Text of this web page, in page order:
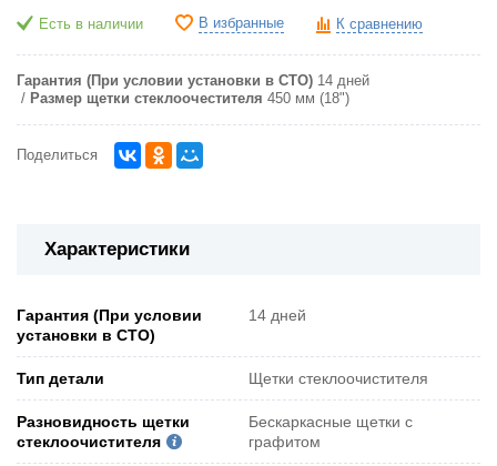
Есть в наличии В избранные К сравнению
Гарантия (При условии установки в СТО) 14 дней
Размер щетки стеклоочестителя 450 мм (18")
Поделиться
Характеристики
Гарантия (При условии
установки в СТО)
14 дней
Тип детали Щетки стеклоочистителя
Разновидность щетки
стеклоочистителя
Бескаркасные щетки с
графитом